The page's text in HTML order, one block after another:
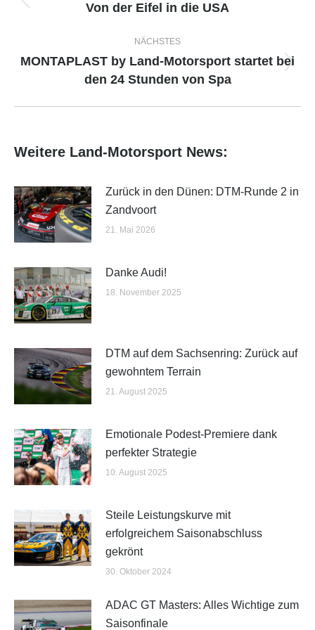
Vorheriger
Von der Eifel in die USA
NÄCHSTES
MONTAPLAST by Land-Motorsport startet bei
den 24 Stunden von Spa
Weitere Land-Motorsport News:
Zurück in den Dünen: DTM-Runde 2 in
Zandvoort
21. Mai 2026
Danke Audi!
18. November 2025
DTM auf dem Sachsenring: Zurück auf
gewohntem Terrain
21. August 2025
Emotionale Podest-Premiere dank
perfekter Strategie
10. August 2025
Steile Leistungskurve mit
erfolgreichem Saisonabschluss
gekrönt
30. Oktober 2024
ADAC GT Masters: Alles Wichtige zum
Saisonfinale